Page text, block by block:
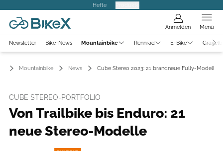
Hefte
Anmelden Menü
Newsletter Bike-News Mountainbike Rennrad E-Bike
Mountainbike News Cube Stereo 2023: 21 brandneue Fully-Modelle
CUBE STEREO-PORTFOLIO
Von Trailbike bis Enduro: 21
neue Stereo-Modelle